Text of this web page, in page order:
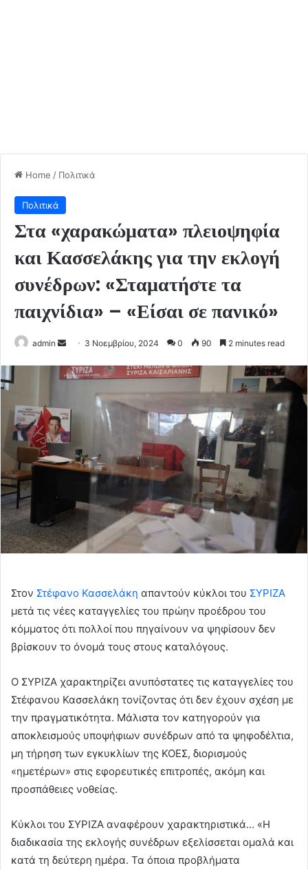
Home / Πολιτικά
Πολιτικά
Στα «χαρακώματα» πλειοψηφία
και Κασσελάκης για την εκλογή
συνέδρων: «Σταματήστε τα
παιχνίδια» – «Είσαι σε πανικό»
admin
Send
email
3 Νοεμβρίου, 2024 0 90 2 minutes read
Στον Στέφανο Κασσελάκη απαντούν κύκλοι του ΣΥΡΙΖΑ
μετά τις νέες καταγγελίες του πρώην προέδρου του
κόμματος ότι πολλοί που πηγαίνουν να ψηφίσουν δεν
βρίσκουν το όνομά τους στους καταλόγους.
Ο ΣΥΡΙΖΑ χαρακτηρίζει ανυπόστατες τις καταγγελίες του
Στέφανου Κασσελάκη τονίζοντας ότι δεν έχουν σχέση με
την πραγματικότητα. Μάλιστα τον κατηγορούν για
αποκλεισμούς υποψήφιων συνέδρων από τα ψηφοδέλτια,
μη τήρηση των εγκυκλίων της ΚΟΕΣ, διορισμούς
«ημετέρων» στις εφορευτικές επιτροπές, ακόμη και
προσπάθειες νοθείας.
Κύκλοι του ΣΥΡΙΖΑ αναφέρουν χαρακτηριστικά… «Η
διαδικασία της εκλογής συνέδρων εξελίσσεται ομαλά και
κατά τη δεύτερη ημέρα. Τα όποια προβλήματα